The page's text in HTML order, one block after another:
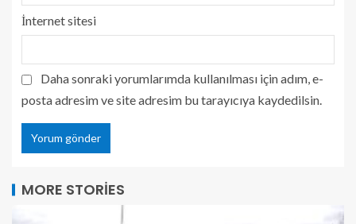
İnternet sitesi
Daha sonraki yorumlarımda kullanılması için adım, e-
posta adresim ve site adresim bu tarayıcıya kaydedilsin.
MORE STORIES